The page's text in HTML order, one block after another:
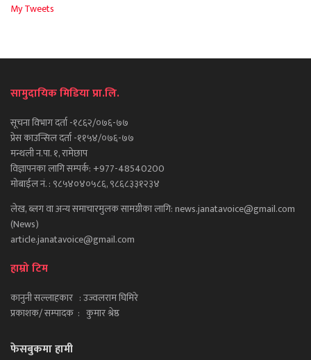
My Tweets
सामुदायिक मिडिया प्रा.लि.
सूचना विभाग दर्ता -१८६२/०७६-७७
प्रेस काउन्सिल दर्ता -११५४/०७६-७७
मन्थली न.पा. १, रामेछाप
विज्ञापनका लागि सम्पर्क: +977-48540200
मोबाईल नं. : ९८५४०४०५८६, ९८६८३३१२३४
लेख, ब्लग वा अन्य समाचारमुलक सामग्रीका लागि: news.janatavoice@gmail.com
(News)
article.janatavoice@gmail.com
हाम्रो टिम
कानुनी सल्लाहकार : उज्वलराम घिमिरे
प्रकाशक/ सम्पादक : कुमार श्रेष्ठ
फेसबुकमा हामी